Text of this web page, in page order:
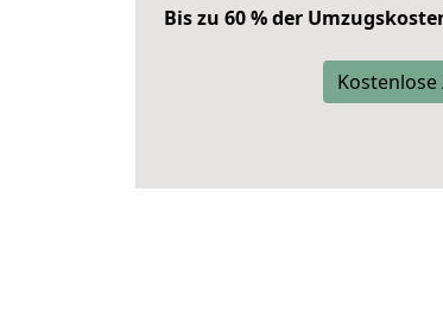
Bis zu 60 % der